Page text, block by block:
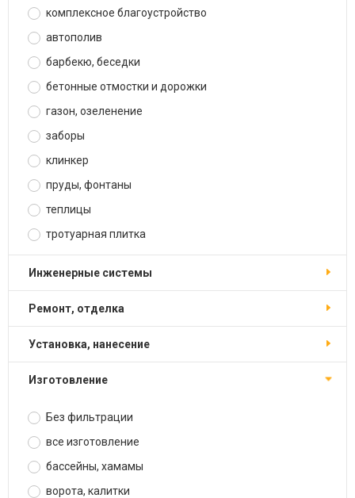
комплексное благоустройство
автополив
барбекю, беседки
бетонные отмостки и дорожки
газон, озеленение
заборы
клинкер
пруды, фонтаны
теплицы
тротуарная плитка
инженерные системы
ремонт, отделка
установка, нанесение
изготовление
Без фильтрации
все изготовление
бассейны, хамамы
ворота, калитки